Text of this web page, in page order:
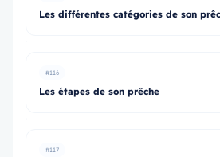
Les différentes catégories de son
#116
Les étapes de son prêche
#117